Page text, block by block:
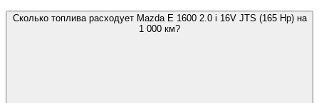
Сколько топлива расходует Mazda E 1600 2.0 i 16V JTS (165 Hp) на
1 000 км?